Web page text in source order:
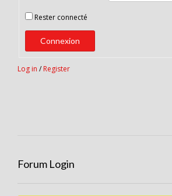
Rester connecté
Connexion
Log in / Register
Forum Login